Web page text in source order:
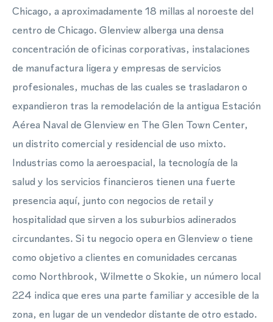
Chicago, a aproximadamente 18 millas al noroeste del
centro de Chicago. Glenview alberga una densa
concentración de oficinas corporativas, instalaciones
de manufactura ligera y empresas de servicios
profesionales, muchas de las cuales se trasladaron o
expandieron tras la remodelación de la antigua Estación
Aérea Naval de Glenview en The Glen Town Center,
un distrito comercial y residencial de uso mixto.
Industrias como la aeroespacial, la tecnología de la
salud y los servicios financieros tienen una fuerte
presencia aquí, junto con negocios de retail y
hospitalidad que sirven a los suburbios adinerados
circundantes. Si tu negocio opera en Glenview o tiene
como objetivo a clientes en comunidades cercanas
como Northbrook, Wilmette o Skokie, un número local
224 indica que eres una parte familiar y accesible de la
zona, en lugar de un vendedor distante de otro estado.